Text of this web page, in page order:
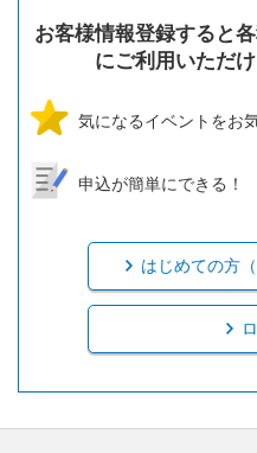
お客様情報登録すると
にご利用いただ
気になるイベントをお
申込が簡単にできる！
はじめての方